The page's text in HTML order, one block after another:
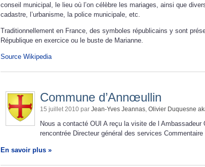
conseil municipal, le lieu où l’on célèbre les mariages, ainsi que
cadastre, l’urbanisme, la police municipale, etc.
Traditionnellement en France, des symboles républicains y sont
République en exercice ou le buste de Marianne.
Source Wikipedia
Commune d’Annœullin
15 juillet 2010 par Jean-Yves Jeannas, Olivier Duquesne
Nous a contacté OUI A reçu la visite de l
rencontrée Directeur général des services Commentaire
En savoir plus »